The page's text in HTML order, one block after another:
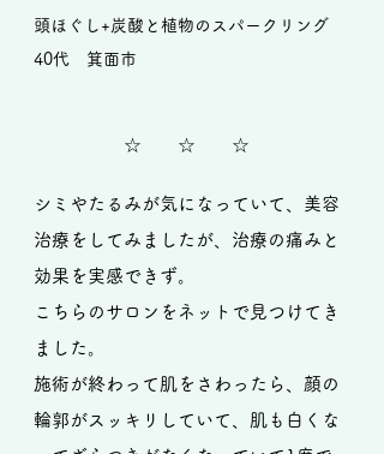
頭ほぐし+炭酸と植物のスパークリング
40代 箕面市
☆ ☆ ☆
シミやたるみが気になっていて、美容
治療をしてみましたが、治療の痛みと
効果を実感できず。
こちらのサロンをネットで見つけてき
ました。
施術が終わって肌をさわったら、顔の
輪郭がスッキリしていて、肌も白くな